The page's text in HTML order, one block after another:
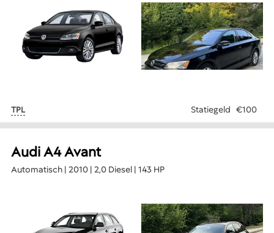
TPL Statiegeld €100
Audi A4 Avant
Automatisch | 2010 | 2,0 Diesel | 143 HP